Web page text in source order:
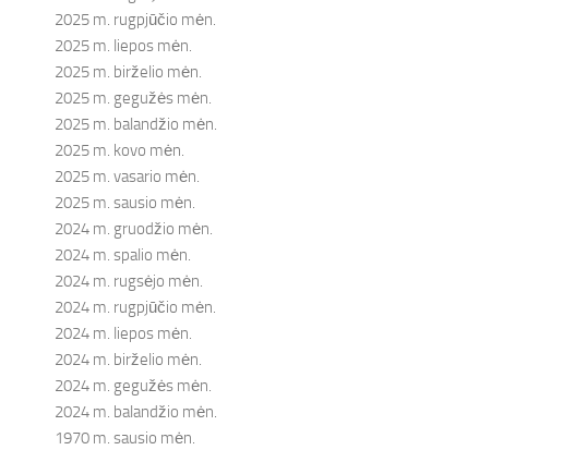
2025 m. rugpjūčio mėn.
2025 m. liepos mėn.
2025 m. birželio mėn.
2025 m. gegužės mėn.
2025 m. balandžio mėn.
2025 m. kovo mėn.
2025 m. vasario mėn.
2025 m. sausio mėn.
2024 m. gruodžio mėn.
2024 m. spalio mėn.
2024 m. rugsėjo mėn.
2024 m. rugpjūčio mėn.
2024 m. liepos mėn.
2024 m. birželio mėn.
2024 m. gegužės mėn.
2024 m. balandžio mėn.
1970 m. sausio mėn.